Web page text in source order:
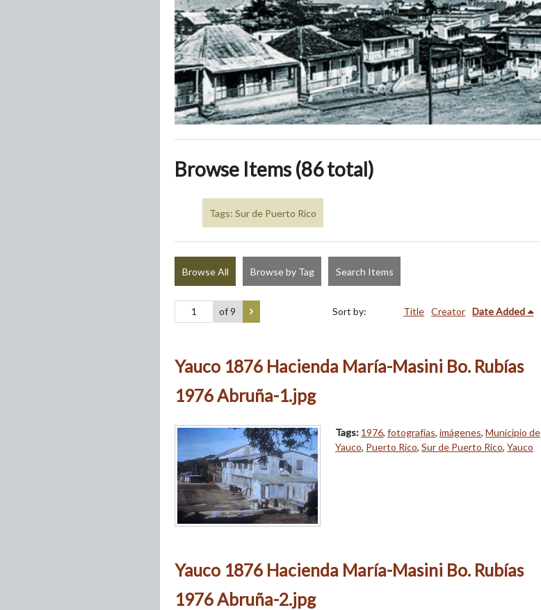
Browse Items (86 total)
Tags: Sur de Puerto Rico
Browse All Browse by Tag Search Items
of 9 Sort by: Title Creator Date Added
Yauco 1876 Hacienda María-Masini Bo. Rubías
1976 Abruña-1.jpg
Tags: 1976, fotografías, imágenes, Municipio de
Yauco, Puerto Rico, Sur de Puerto Rico, Yauco
Yauco 1876 Hacienda María-Masini Bo. Rubías
1976 Abruña-2.jpg